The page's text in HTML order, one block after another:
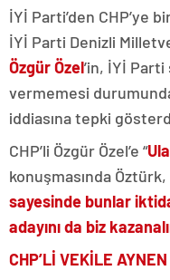
İYİ Parti’den CHP’ye
İYİ Parti Denizli
Özgür Özel’in, İYİ
vermemesi
iddiasına tepki
CHP’li Özgür Özel’e “
konuşmasında Öztürk,
sayesinde bunlar
adayını da biz
CHP’Lİ VEKİLE